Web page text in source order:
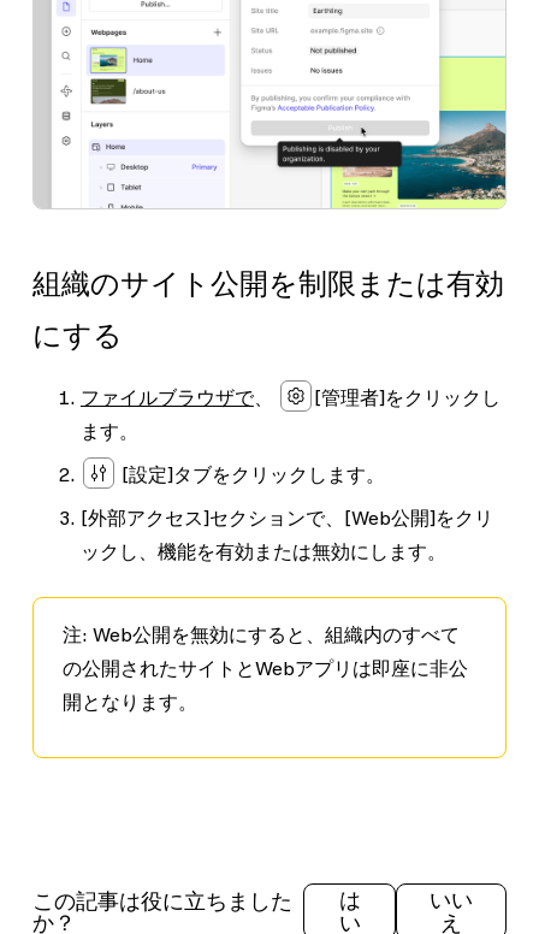
組織のサイト公開を制限または有効
にする
ファイルブラウザで、 [管理者]をクリックし
ます。
[設定]タブをクリックします。
[外部アクセス]セクションで、 [Web公開]をクリ
ックし、機能を有効または無効にします。
注: Web公開を無効にすると、組織内のすべて
の公開されたサイトとWebアプリは即座に非公
開となります。
この記事は役に立ちました
か？
は
い
いい
え